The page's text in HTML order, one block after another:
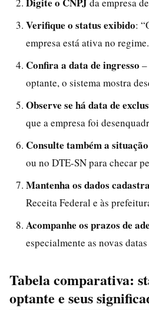
Verifique o status exibido:
empresa está ativa no regime.
Confira a data de ingresso
optante, o sistema mostra
Observe se há data de
que a empresa foi
Consulte também a
ou no DTE-SN para checar
Mantenha os dados
Receita Federal e às
Acompanhe os prazos de
especialmente as novas
Tabela comparativa:
optante e seus